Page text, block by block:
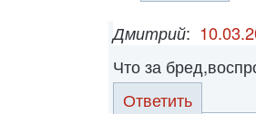
Дмитрий:
Что за
Ответить